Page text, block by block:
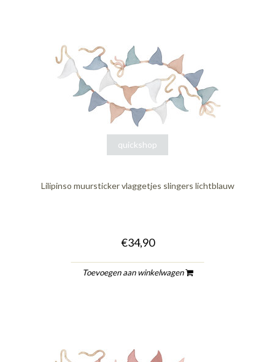
quickshop
Lilipinso muursticker vlaggetjes slingers lichtblauw
€34,90
Toevoegen aan winkelwagen